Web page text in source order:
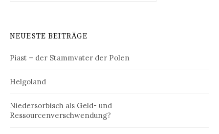
NEUESTE BEITRÄGE
Piast – der Stammvater der Polen
Helgoland
Niedersorbisch als Geld- und
Ressourcenverschwendung?